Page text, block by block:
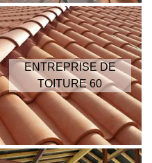
ENTREPRISE DE
TOITURE 60